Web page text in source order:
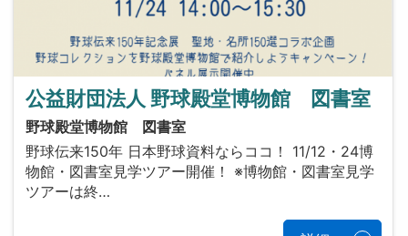
公益財団法人 野球殿堂博物館 図書室
野球殿堂博物館 図書室
野球伝来150年 日本野球資料ならココ！ 11/12・24博
物館・図書室見学ツアー開催！ ※博物館・図書室見学
ツアーは終…